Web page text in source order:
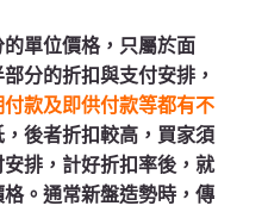
單位價格，只屬於面
分的折扣與支付安排，
款及即供付款等都有不
，後者折扣較高，買家須
排，計好折扣率後，就
。通常新盤造勢時，傳